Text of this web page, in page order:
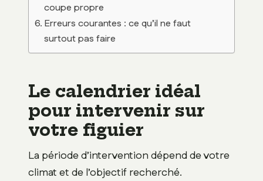
coupe propre
Erreurs courantes : ce qu’il ne faut
surtout pas faire
Le calendrier idéal
pour intervenir sur
votre figuier
La période d’intervention dépend de votre
climat et de l’objectif recherché.